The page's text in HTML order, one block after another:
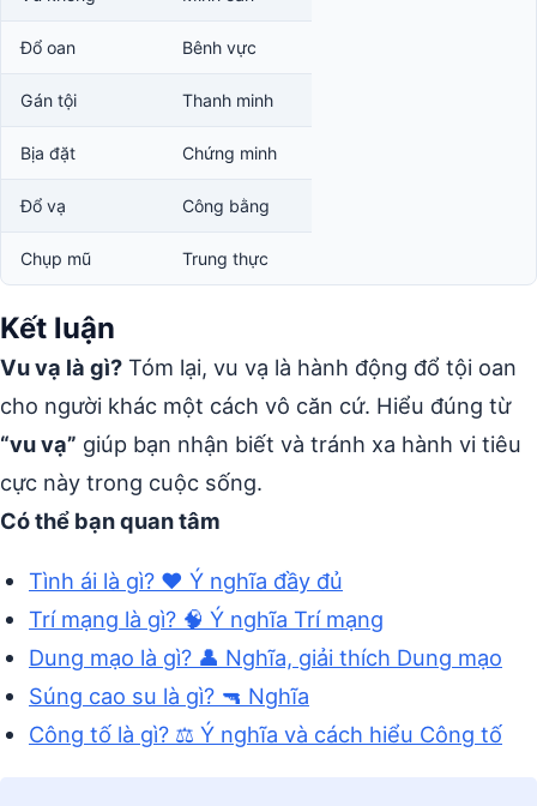
Đổ oan Bênh vực
Gán tội Thanh minh
Bịa đặt Chứng minh
Đổ vạ Công bằng
Chụp mũ Trung thực
Kết luận
Vu vạ là gì? Tóm lại, vu vạ là hành động đổ tội oan
cho người khác một cách vô căn cứ. Hiểu đúng từ
“vu vạ” giúp bạn nhận biết và tránh xa hành vi tiêu
cực này trong cuộc sống.
Có thể bạn quan tâm
Tình ái là gì? ❤️ Ý nghĩa đầy đủ
Trí mạng là gì? 🧠 Ý nghĩa Trí mạng
Dung mạo là gì? 👤 Nghĩa, giải thích Dung mạo
Súng cao su là gì? 🔫 Nghĩa
Công tố là gì? ⚖️ Ý nghĩa và cách hiểu Công tố